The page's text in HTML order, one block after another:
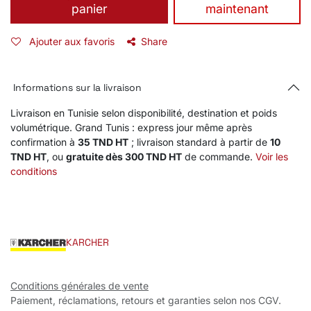
panier
maintenant
Ajouter aux favoris Share
Informations sur la livraison
Livraison en Tunisie selon disponibilité, destination et poids
volumétrique. Grand Tunis : express jour même après
confirmation à 35 TND HT ; livraison standard à partir de 10
TND HT, ou gratuite dès 300 TND HT de commande. Voir les
conditions
KARCHER
Conditions générales de vente
Paiement, réclamations, retours et garanties selon nos CGV.